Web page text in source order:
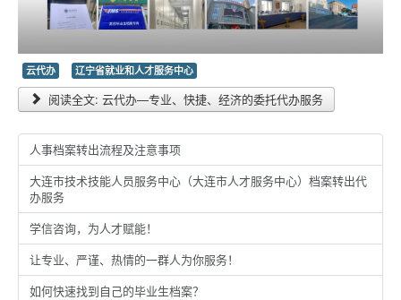
云代办 辽宁省就业和人才服务中心
阅读全文: 云代办—专业、快捷、经济的委托代办服务
人事档案转出流程及注意事项
大连市技术技能人员服务中心（大连市人才服务中心）档案转出代
办服务
学信咨询，为人才赋能！
让专业、严谨、热情的一群人为你服务！
如何快速找到自己的毕业生档案？